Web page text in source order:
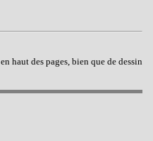
haut des pages, bien que de dessin